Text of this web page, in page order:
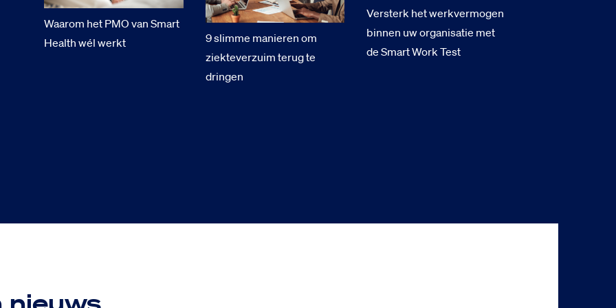
Waarom het PMO van Smart
Health wél werkt
9 slimme manieren om
ziekteverzuim terug te
dringen
Versterk het werkvermogen
binnen uw organisatie met
de Smart Work Test